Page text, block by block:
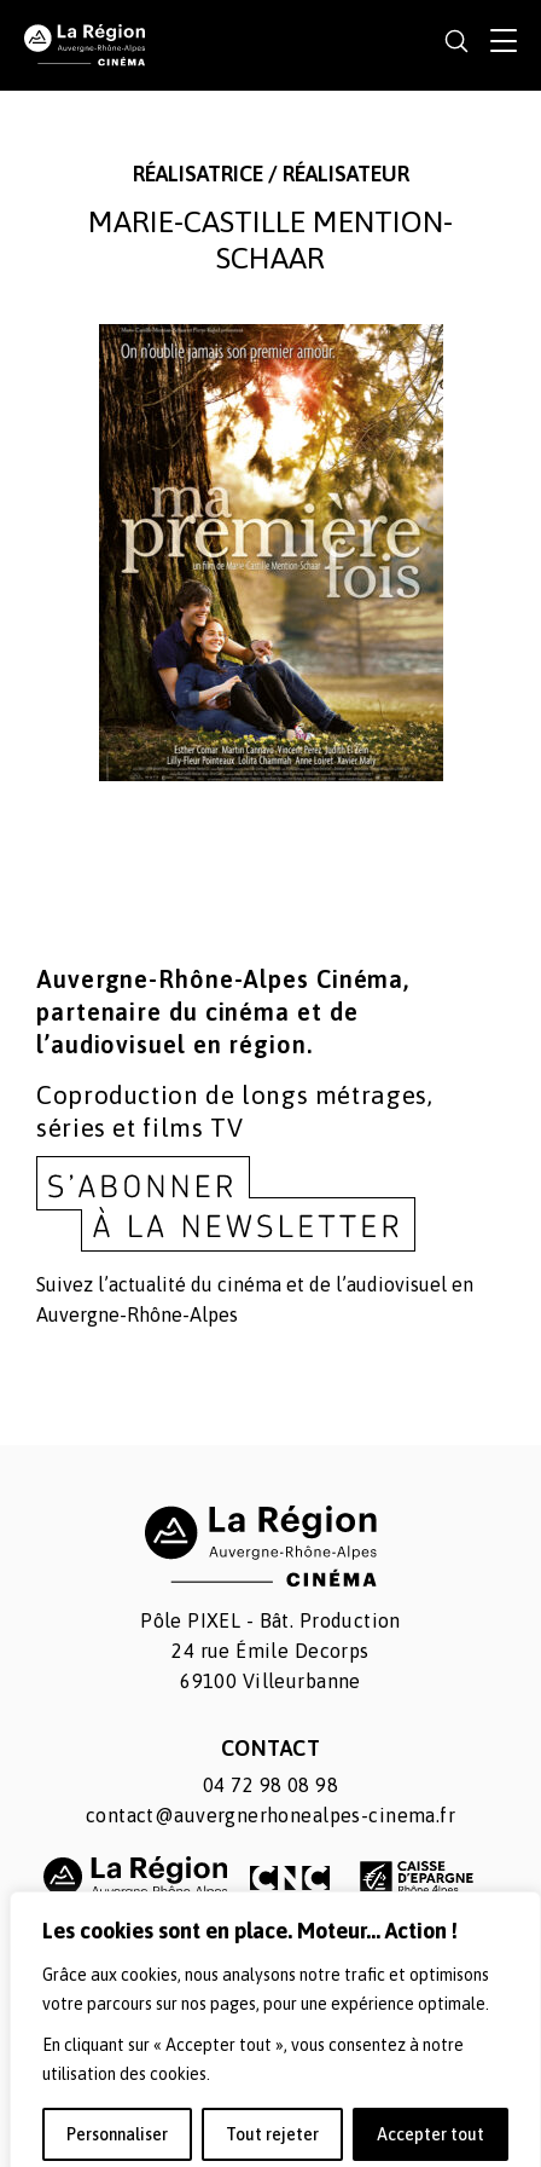
Les cookies sont en place. Moteur... Action !
Grâce aux cookies, nous analysons notre trafic et optimisons
votre parcours sur nos pages, pour une expérience optimale.
En cliquant sur « Accepter tout », vous consentez à notre
utilisation des cookies.
Personnaliser Tout rejeter Accepter tout
RÉALISATRICE / RÉALISATEUR
MARIE-CASTILLE MENTION-
SCHAAR
Auvergne-Rhône-Alpes Cinéma,
partenaire du cinéma et de
l’audiovisuel en région.
Coproduction de longs métrages,
séries et films TV
Suivez l’actualité du cinéma et de l’audiovisuel en
Auvergne-Rhône-Alpes
Pôle PIXEL - Bât. Production
24 rue Émile Decorps
69100 Villeurbanne
CONTACT
04 72 98 08 98
contact@auvergnerhonealpes-cinema.fr
SUIVEZ-NOUS
© Auvergne-Rhône-Alpes Cinéma